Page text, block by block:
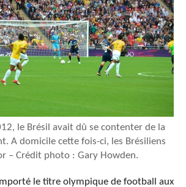
le Brésil avait dû se contenter de la
A domicile cette fois-ci, les Brésiliens
– Crédit photo : Gary Howden.
le titre olympique de football aux